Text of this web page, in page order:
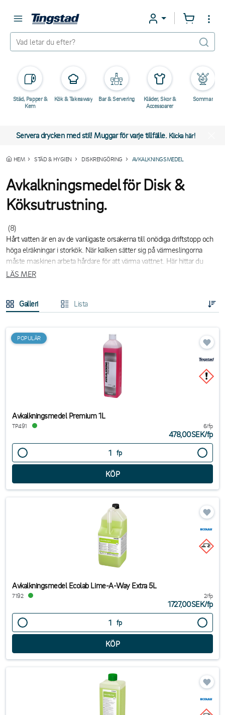
Städ, Papper &
Kem
Kök & Takeaway Bar & Servering
Kläder, Skor &
Accessoarer
Sommar
Servera drycken med stil! Muggar för varje tillfälle. Klicka här!
HEM STÄD & HYGIEN DISKRENGÖRING AVKALKNINGSMEDEL
Avkalkningsmedel för Disk &
Köksutrustning.
(8)
Hårt vatten är en av de vanligaste orsakerna till onödiga driftstopp och
höga elräkningar i storkök. När kalken sätter sig på värmeslingorna
måste maskinen arbeta hårdare för att värma vattnet. Här hittar du
professionella avkalkningsmedel som snabbt löser upp
LÄS MER
Galleri Lista
POPULÄR
Avkalkningsmedel Premium 1L
TP491 6/fp
478,00SEK/fp
fp
Avkalkningsmedel Ecolab Lime-A-Way Extra 5L
7192 2/fp
1727,00SEK/fp
fp